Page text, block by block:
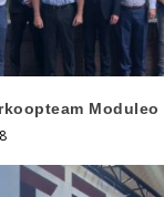
Moduleo